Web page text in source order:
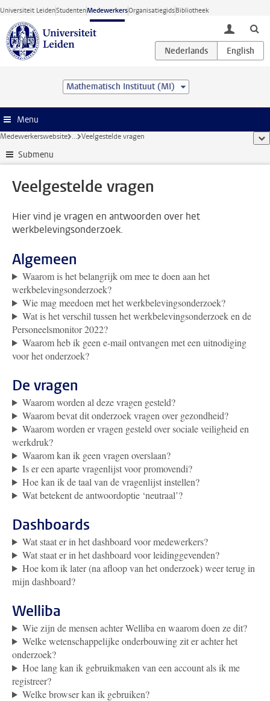
Ga direct naar de inhoud
Universiteit LeidenStudentenMedewerkersOrganisatiegidsBibliotheek
toggle
Mathematisch Instituut (MI)
Menu
Medewerkerswebsite ... Veelgestelde vragen
Submenu
Veelgestelde vragen
Hier vind je vragen en antwoorden over het
werkbelevingsonderzoek.
Algemeen
Waarom is het belangrijk om mee te doen aan het
werkbelevingsonderzoek?
Wie mag meedoen met het werkbelevingsonderzoek?
Wat is het verschil tussen het werkbelevingsonderzoek en de
Personeelsmonitor 2022?
Waarom heb ik geen e-mail ontvangen met een uitnodiging
voor het onderzoek?
De vragen
Waarom worden al deze vragen gesteld?
Waarom bevat dit onderzoek vragen over gezondheid?
Waarom worden er vragen gesteld over sociale veiligheid en
werkdruk?
Waarom kan ik geen vragen overslaan?
Is er een aparte vragenlijst voor promovendi?
Hoe kan ik de taal van de vragenlijst instellen?
Wat betekent de antwoordoptie ‘neutraal’?
Dashboards
Wat staat er in het dashboard voor medewerkers?
Wat staat er in het dashboard voor leidinggevenden?
Hoe kom ik later (na afloop van het onderzoek) weer terug in
mijn dashboard?
Welliba
Wie zijn de mensen achter Welliba en waarom doen ze dit?
Welke wetenschappelijke onderbouwing zit er achter het
onderzoek?
Hoe lang kan ik gebruikmaken van een account als ik me
registreer?
Welke browser kan ik gebruiken?